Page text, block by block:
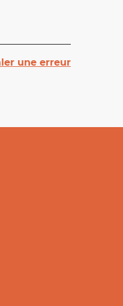
une erreur